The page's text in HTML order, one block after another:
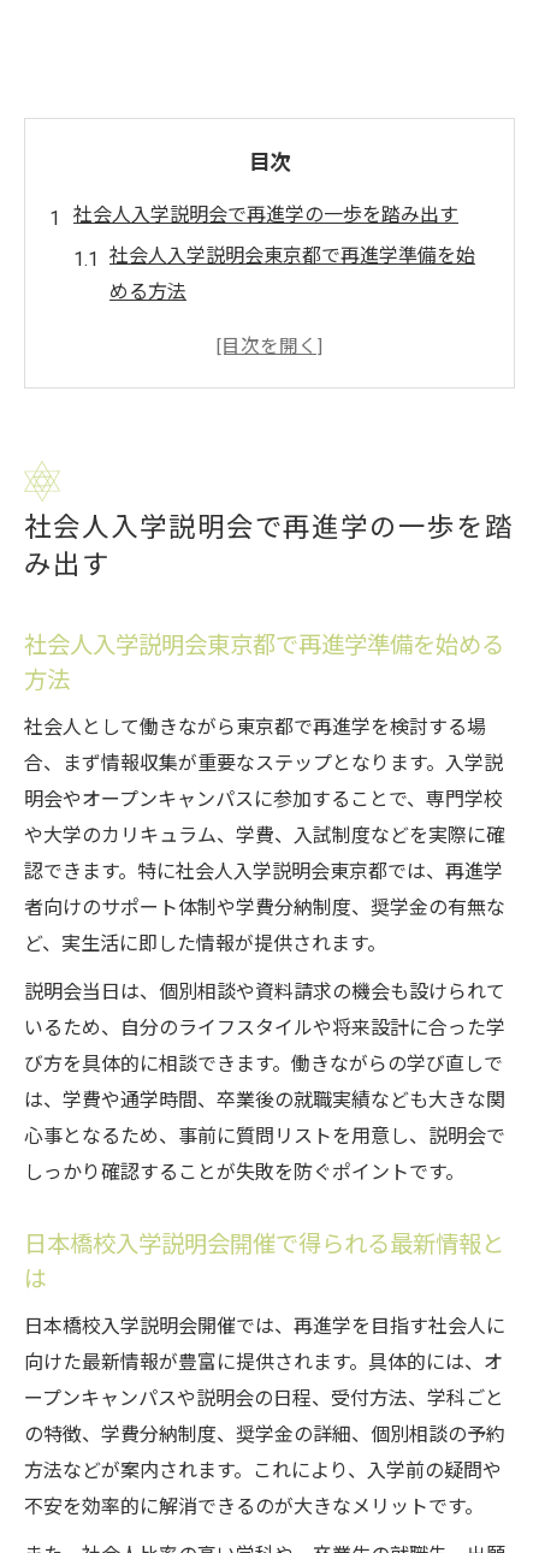
目次
社会人入学説明会で再進学の一歩を踏み出す
社会人入学説明会東京都で再進学準備を始
める方法
日本橋校入学説明会開催で得られる最新情
解説
日本橋校入学説明会開催が就職成功につながる
日本橋校入学説明会開催で業界就職への近
道を知る
実践授業とキャリア支援が強みの専門学校
とは
就職率向上に役立つ説明会の活用ポイント
社会人入学説明会東京都での個別進路相談
の活用術
専門スキル習得と安定就職を両立する学び
方
専門学校選びに迷うなら社会人説明会を活用し
て
専門学校選びの疑問を社会人入学説明会東
京都で解消
ントを学ぶ
う
再進学者比率やサポート内容をしっかり確
認
自分に合った専門学校を見極める実践的ア
社会人入学説明会で再進学の一歩を踏
み出す
社会人入学説明会東京都で再進学準備を始める
方法
社会人として働きながら東京都で再進学を検討する場
合、まず情報収集が重要なステップとなります。入学説
明会やオープンキャンパスに参加することで、専門学校
や大学のカリキュラム、学費、入試制度などを実際に確
認できます。特に社会人入学説明会東京都では、再進学
者向けのサポート体制や学費分納制度、奨学金の有無な
ど、実生活に即した情報が提供されます。
説明会当日は、個別相談や資料請求の機会も設けられて
いるため、自分のライフスタイルや将来設計に合った学
び方を具体的に相談できます。働きながらの学び直しで
は、学費や通学時間、卒業後の就職実績なども大きな関
心事となるため、事前に質問リストを用意し、説明会で
しっかり確認することが失敗を防ぐポイントです。
日本橋校入学説明会開催で得られる最新情報と
は
日本橋校入学説明会開催では、再進学を目指す社会人に
向けた最新情報が豊富に提供されます。具体的には、オ
ープンキャンパスや説明会の日程、受付方法、学科ごと
の特徴、学費分納制度、奨学金の詳細、個別相談の予約
方法などが案内されます。これにより、入学前の疑問や
不安を効率的に解消できるのが大きなメリットです。